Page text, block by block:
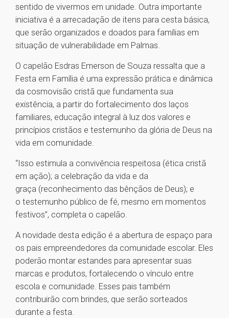
sentido de vivermos em unidade. Outra importante
iniciativa é a arrecadação de itens para cesta básica,
que serão organizados e doados para famílias em
situação de vulnerabilidade em Palmas.
O capelão Esdras Emerson de Souza ressalta que a
Festa em Família é uma expressão prática e dinâmica
da cosmovisão cristã que fundamenta sua
existência, a partir do fortalecimento dos laços
familiares, educação integral à luz dos valores e
princípios cristãos e testemunho da glória de Deus na
vida em comunidade.
“Isso estimula a convivência respeitosa (ética cristã
em ação); a celebração da vida e da
graça (reconhecimento das bênçãos de Deus); e
o testemunho público de fé, mesmo em momentos
festivos”, completa o capelão.
A novidade desta edição é a abertura de espaço para
os pais empreendedores da comunidade escolar. Eles
poderão montar estandes para apresentar suas
marcas e produtos, fortalecendo o vínculo entre
escola e comunidade. Esses pais também
contribuirão com brindes, que serão sorteados
durante a festa.